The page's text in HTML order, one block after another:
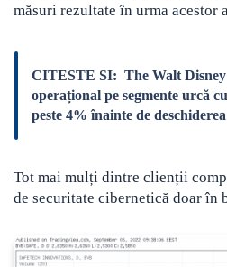
măsuri rezultate în urma acestor
CITESTE SI: The Walt
operațional pe segmente urcă
peste 4% înainte de
Tot mai mulți dintre clienții
de securitate cibernetică doar în